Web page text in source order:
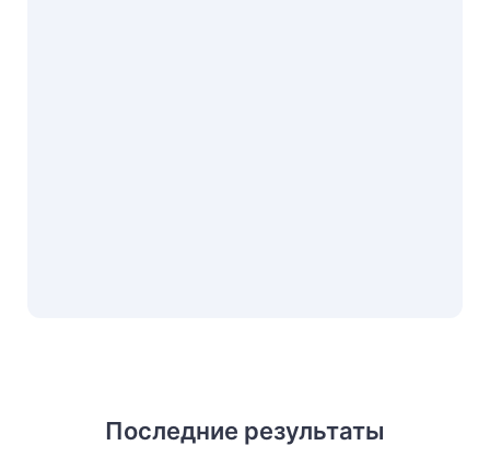
Последние результаты